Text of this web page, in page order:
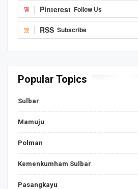
Pinterest Follow Us
RSS Subscribe
Popular Topics
Sulbar
Mamuju
Polman
Kemenkumham Sulbar
Pasangkayu